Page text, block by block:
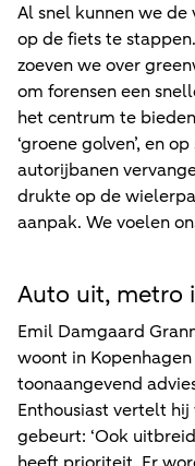
Al snel kunnen we
op de fiets te
zoeven we over
om forensen een
het centrum te
‘groene golven’, en
autorijbanen
drukte op de
aanpak. We voelen
Auto uit, metro
Emil Damgaard
woont in
toonaangevend
Enthousiast vertelt
gebeurt: ‘Ook